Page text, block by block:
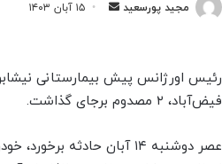
مجید پورسعید
ا
۱۵ آبان ۱۴۰۳
رئیس اورژانس پیش بیمارستانی
فیض‌آباد، ۲ مصدوم برجای گذاشت.
عصر دوشنبه ۱۴ آبان